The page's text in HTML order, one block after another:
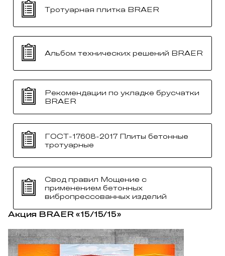
Тротуарная плитка BRAER
Альбом технических решений BRAER
Рекомендации по укладке брусчатки
BRAER
ГОСТ-17608-2017 Плиты бетонные
тротуарные
Свод правил Мощение с
применением бетонных
вибропрессованных изделий
Акция BRAER «15/15/15»